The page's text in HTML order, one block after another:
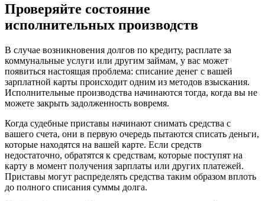
Проверяйте состояние
исполнительных производств
В случае возникновения долгов по кредиту, расплате за
коммунальные услуги или другим займам, у вас может
появиться настоящая проблема: списание денег с вашей
зарплатной карты происходит одним из методов взыскания.
Исполнительные производства начинаются тогда, когда вы не
можете закрыть задолженность вовремя.
Когда судебные приставы начинают снимать средства с
вашего счета, они в первую очередь пытаются списать деньги,
которые находятся на вашей карте. Если средств
недостаточно, обратятся к средствам, которые поступят на
карту в момент получения зарплаты или других платежей.
Приставы могут распределять средства таким образом вплоть
до полного списания суммы долга.